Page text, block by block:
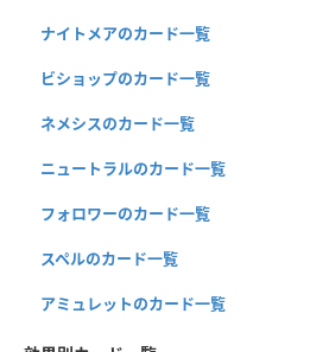
ナイトメアのカード一覧
ビショップのカード一覧
ネメシスのカード一覧
ニュートラルのカード一覧
フォロワーのカード一覧
スペルのカード一覧
アミュレットのカード一覧